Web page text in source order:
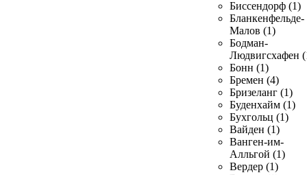
Биссендорф (1)
Бланкенфельде-
Малов (1)
Бодман-
Людвигсхафен
Бонн (1)
Бремен (4)
Бризеланг (1)
Буденхайм (1)
Бухгольц (1)
Вайден (1)
Ванген-им-
Алльгой (1)
Вердер (1)